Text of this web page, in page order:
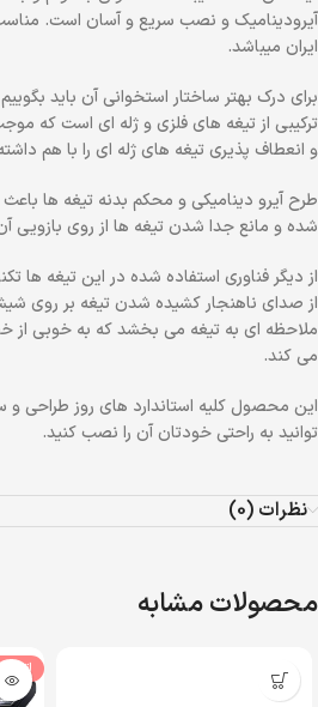
آیرودینامیک و نصب سریع و آسان است.
ایران میباشد.
برای درک بهتر ساختار استخوانی آن باید
ترکیبی از تیغه های فلزی و ژله ای است که
و انعطاف پذیری تیغه های ژله ای را با هم
طرح آیرو دینامیکی و محکم بدنه تیغه ها
شده و مانع جدا شدن تیغه ها از روی بازویی
از دیگر فناوری استفاده شده در این تیغه ها
از صدای ناهنجار کشیده شدن تیغه بر روی
ملاحظه ای به تیغه می بخشد که به خوبی
می کند.
این محصول کلیه استاندارد های روز طراحی و
توانید به راحتی خودتان آن را نصب کنید.
نظرات (0)
محصولات مشابه